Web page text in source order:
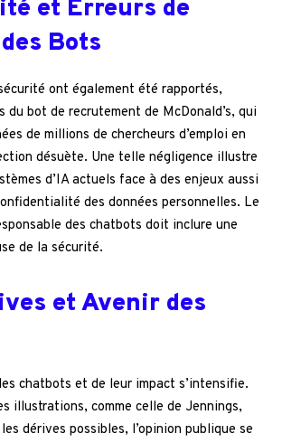
et Erreurs de
Bots
ont également été rapportés,
du bot de recrutement de McDonald’s, qui
de millions de chercheurs d’emploi en
désuète. Une telle négligence illustre
d’IA actuels face à des enjeux aussi
des données personnelles. Le
des chatbots doit inclure une
de la sécurité.
et Avenir des
chatbots et de leur impact s’intensifie.
illustrations, comme celle de Jennings,
dérives possibles, l’opinion publique se